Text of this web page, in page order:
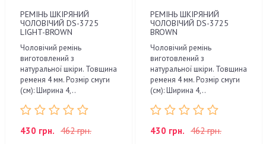
РЕМІНЬ ШКІРЯНИЙ
ЧОЛОВІЧИЙ DS-3725
LIGHT-BROWN
Чоловічий ремінь
виготовлений з
натуральної шкіри. Товщина
ременя 4 мм. Розмір смуги
(см): Ширина 4,..
430 грн. 462 грн.
РЕМІНЬ ШКІРЯНИЙ
ЧОЛОВІЧИЙ DS-3725
BROWN
Чоловічий ремінь
виготовлений з
натуральної шкіри. Товщина
ременя 4 мм. Розмір смуги
(см): Ширина 4,..
430 грн. 462 грн.